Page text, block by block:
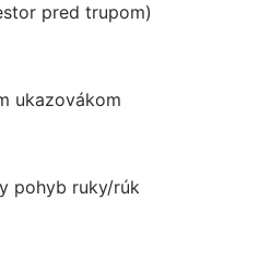
pred trupom)
ukazovákom
pohyb ruky/rúk